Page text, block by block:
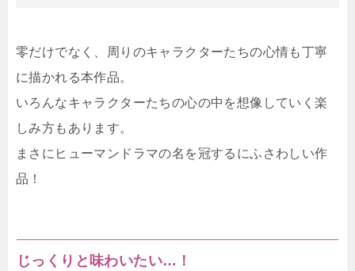
零だけでなく、周りのキャラクターたちの心情も丁寧
に描かれる本作品。
いろんなキャラクターたちの心の中を想像していく楽
しみ方もあります。
まさにヒューマンドラマの名を冠するにふさわしい作
品！
じっくりと味わいたい…！